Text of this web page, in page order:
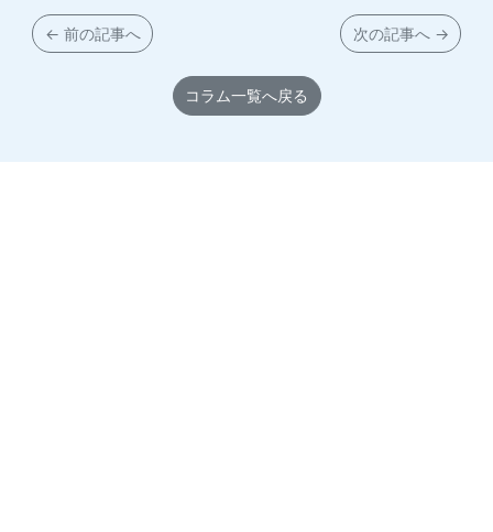
← 前の記事へ 次の記事へ →
コラム一覧へ戻る